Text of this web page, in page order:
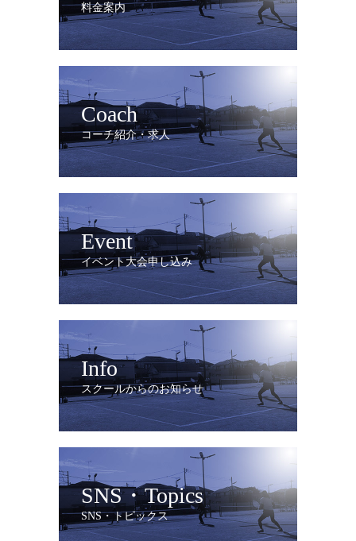
料金案内
Coach
コーチ紹介・求人
Event
イベント大会申し込み
Info
スクールからのお知らせ
SNS・Topics
SNS・トピックス